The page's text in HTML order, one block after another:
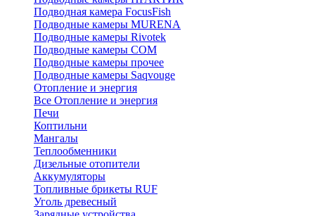
Подводная камера FocusFish
Подводные камеры MURENA
Подводные камеры Rivotek
Подводные камеры СОМ
Подводные камеры прочее
Подводные камеры Saqvouge
Отопление и энергия
Все Отопление и энергия
Печи
Коптильни
Мангалы
Теплообменники
Дизельные отопители
Аккумуляторы
Топливные брикеты RUF
Уголь древесный